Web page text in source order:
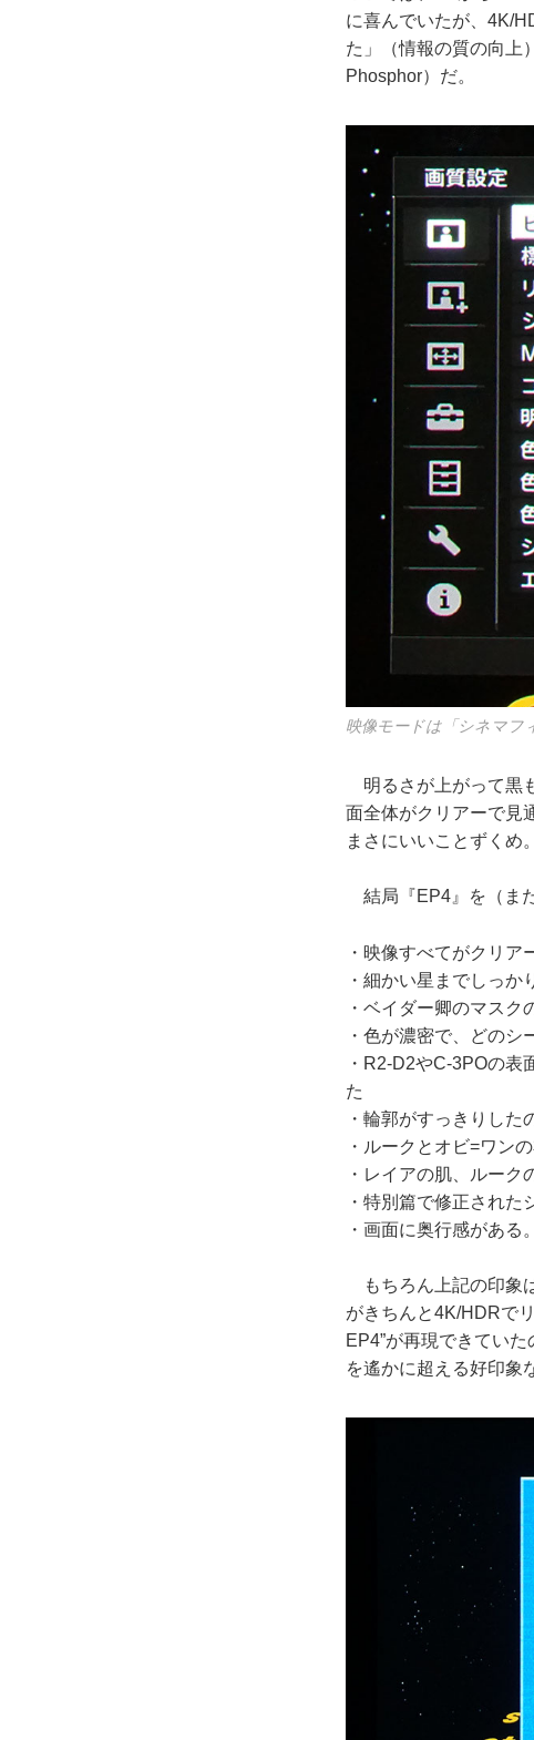
に喜んでいたが、4K/
た」（情報の質の向上
Phosphor）だ。
映像モードは「シネマフ
明るさが上がって黒
面全体がクリアーで見
まさにいいことずくめ。
結局『EP4』を（ま
・映像すべてがクリア
・細かい星までしっか
・ベイダー卿のマス
・色が濃密で、どのシ
・R2-D2やC-3POの
た
・輪郭がすっきりした
・ルークとオビ=ワン
・レイアの肌、ルー
・特別篇で修正され
・画面に奥行感があ
もちろん上記の印象
がきちんと4K/HDRで
EP4”が再現できてい
を遙かに超える好印象